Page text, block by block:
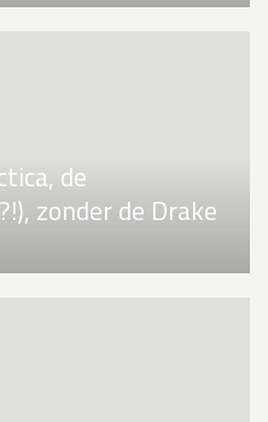
de
zonder de Drake